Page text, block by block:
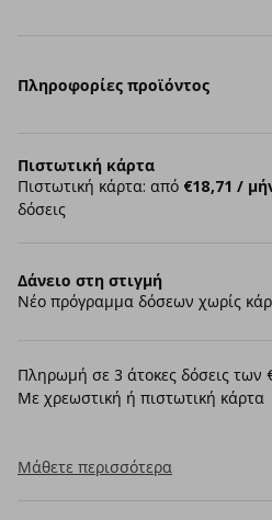
Πληροφορίες προϊόντος
Πιστωτική κάρτα
Πιστωτική κάρτα: από €18,71 /
δόσεις
Δάνειο στη στιγμή
Νέο πρόγραμμα δόσεων χωρίς
Πληρωμή σε 3 άτοκες δόσεις των
Με χρεωστική ή πιστωτική κάρτα
Μάθετε περισσότερα